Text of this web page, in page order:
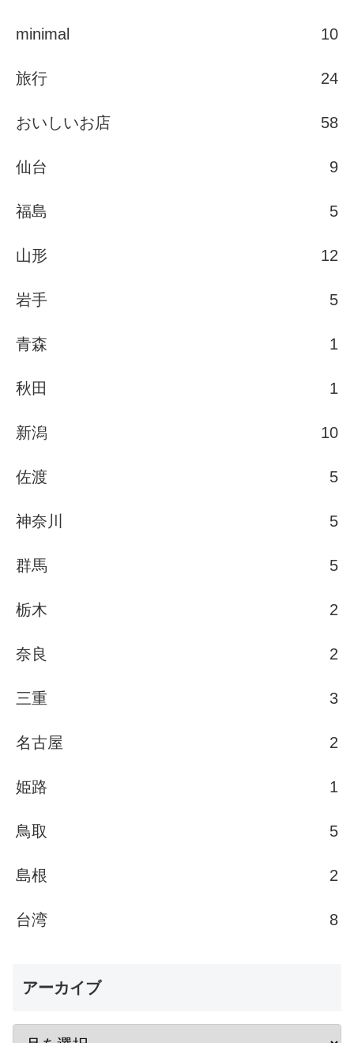
minimal 10
旅行 24
おいしいお店 58
仙台 9
福島 5
山形 12
岩手 5
青森 1
秋田 1
新潟 10
佐渡 5
神奈川 5
群馬 5
栃木 2
奈良 2
三重 3
名古屋 2
姫路 1
鳥取 5
島根 2
台湾 8
アーカイブ